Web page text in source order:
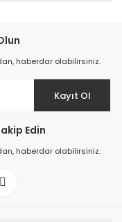
haberdar olabilirsiniz.
Kayıt Ol
Edin
haberdar olabilirsiniz.